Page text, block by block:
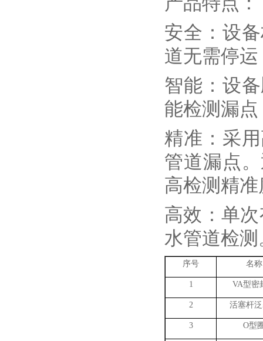
安全：设
道无需停
智能：设
能检测漏
精准：采
管道漏点
高检测精
高效：单
水管道检测
序号 名称
1 VA型密
2 活塞杆
3 O型